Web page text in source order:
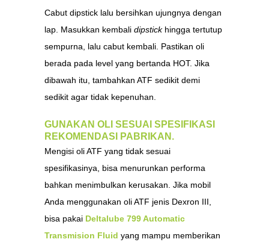
Cabut dipstick lalu bersihkan ujungnya dengan
lap. Masukkan kembali dipstickhingga tertutup
sempurna, lalu cabut kembali. Pastikan oli
berada pada level yang bertanda HOT. Jika
dibawah itu, tambahkan ATF sedikit demi
sedikit agar tidak kepenuhan.
GUNAKAN OLI SESUAI SPESIFIKASI
REKOMENDASI PABRIKAN.
Mengisi oli ATF yang tidak sesuai
spesifikasinya, bisa menurunkan performa
bahkan menimbulkan kerusakan. Jika mobil
Anda menggunakan oli ATF jenis Dexron III,
bisa pakai Deltalube 799 Automatic
Transmision Fluid yang mampu memberikan